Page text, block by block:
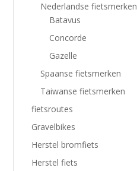
Nederlandse fietsmerken
Batavus
Concorde
Gazelle
Spaanse fietsmerken
Taiwanse fietsmerken
fietsroutes
Gravelbikes
Herstel bromfiets
Herstel fiets